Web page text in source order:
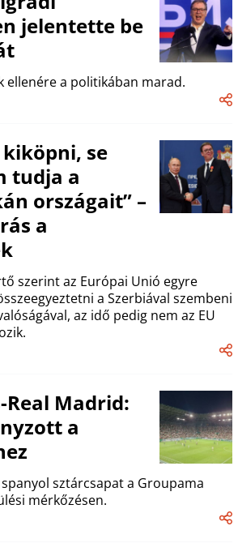
jelentette be
ellenére a politikában marad.
kiköpni, se
tudja a
országait” –
a
szerint az Európai Unió egyre
a Szerbiával szembeni
az idő pedig nem az EU
Real Madrid:
a
sztárcsapat a Groupama
mérkőzésen.